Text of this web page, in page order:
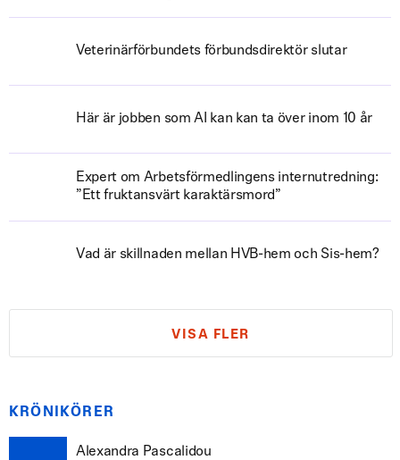
Veterinärförbundets förbundsdirektör slutar
Här är jobben som AI kan kan ta över inom 10 år
Expert om Arbetsförmedlingens internutredning:
”Ett fruktansvärt karaktärsmord”
Vad är skillnaden mellan HVB-hem och Sis-hem?
VISA FLER
KRÖNIKÖRER
Alexandra Pascalidou